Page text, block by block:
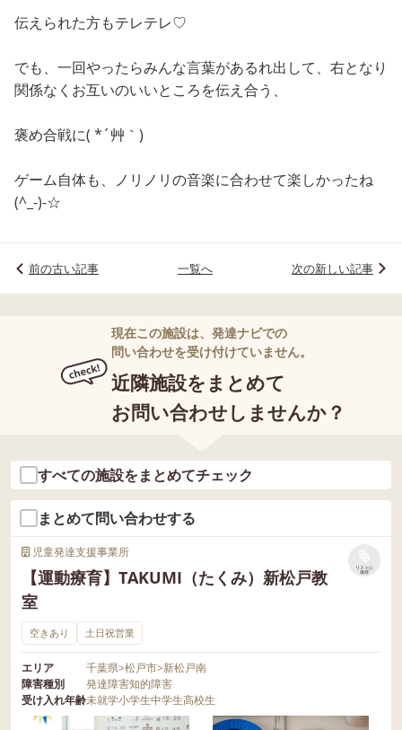
伝えられた方もテレテレ♡
でも、一回やったらみんな言葉があるれ出して、右となり
関係なくお互いのいいところを伝え合う、
褒め合戦に( *´艸｀)
ゲーム自体も、ノリノリの音楽に合わせて楽しかったね
(^_-)-☆
前の古い記事 一覧へ 次の新しい記事
現在この施設は、発達ナビでの
問い合わせを受け付けていません。
近隣施設をまとめて
お問い合わせしませんか？
すべての施設をまとめてチェック
まとめて問い合わせする
児童発達支援事業所
【運動療育】TAKUMI（たくみ）新松戸教
室
リストに
保存
空きあり 土日祝営業
エリア 千葉県>松戸市>新松戸南
障害種別
発達障害知的障害
受け入れ年齢未就学小学生中学生高校生